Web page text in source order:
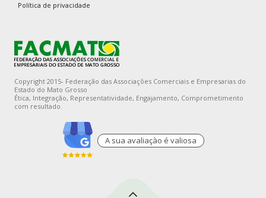
Política de privacidade
Copyright 2015- Federação das Associações Comerciais e Empresarias do
Estado do Mato Grosso
Ética, Integração, Representatividade, Engajamento, Comprometimento
com resultado.
A sua avaliaçào é valiosa